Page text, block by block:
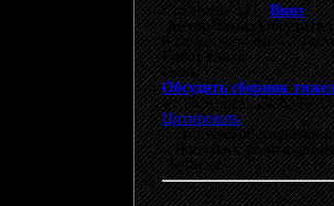
Страницы: [1]Вниз
АвторТема: Обсудить
0 Пользователей и 1
Робот сайта
Гость
Обсудить сборник
«:26 Апрель 2026,
Цитировать
Это тема обсуждения
«Последнее
Записан